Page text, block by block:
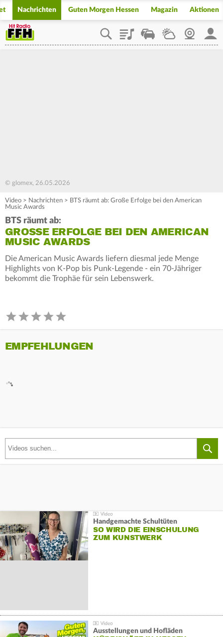
Nachrichten Guten Morgen Hessen Magazin Aktionen
PlaylistStaupilotWetterWebcam
© glomex, 26.05.2026
Video > Nachrichten > BTS räumt ab: Große Erfolge bei den American
Music Awards
BTS räumt ab:
GROSSE ERFOLGE BEI DEN AMERICAN M
USIC AWARDS
Die American Music Awards liefern diesmal jede Menge
Highlights von K-Pop bis Punk-Legende - ein 70-Jähriger
bekommt die Trophäe für sein Lebenswerk.
EMPFEHLUNGEN
Handgemachte Schultüten
SO WIRD DIE EINSCHULUNG
ZUM KUNSTWERK
Ausstellungen und Hofläden